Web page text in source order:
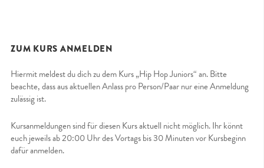
ZUM KURS ANMELDEN
Hiermit meldest du dich zu dem Kurs „Hip Hop Juniors“ an. Bitte
beachte, dass aus aktuellen Anlass pro Person/Paar nur eine Anmeldung
zulässig ist.
Kursanmeldungen sind für diesen Kurs aktuell nicht möglich. Ihr könnt
euch jeweils ab 20:00 Uhr des Vortags bis 30 Minuten vor Kursbeginn
dafür anmelden.